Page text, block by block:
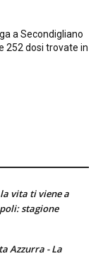
a Secondigliano
252 dosi trovate in
vita ti viene a
stagione
Azzurra - La